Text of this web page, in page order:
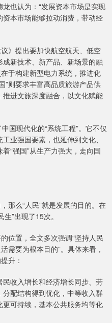
也认为：“发展资本市场是实现
本市场能够拉动消费，带动经
》提出要加快航空航天、低空
新技术、新产品、新场景的融
于构建新型电力系统，推进化
”则要求丰富高品质旅游产品供
进文旅深度融合，以文化赋能
现代化的“系统工程”。它不仅
业强国要素，也延伸到文化、
“强国”从生产力强大，走向国
么“人民”就是发展的目的。在
生”出现了15次。
位置，全文多次强调“坚持人民
需要为根本目的”。具体来看，
升：
收入增长和经济增长同步、劳
配结构得到优化，中等收入群
可持续，基本公共服务均等化